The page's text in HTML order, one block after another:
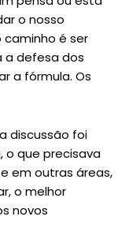
o nosso
caminho é ser
a defesa dos
a fórmula. Os
discussão foi
o que precisava
em outras áreas,
o melhor
novos